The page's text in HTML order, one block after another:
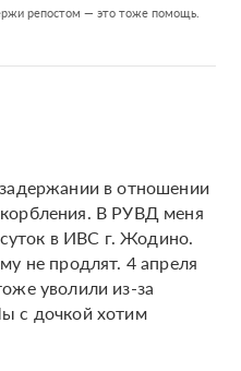
репостом — это тоже помощь.
в отношении
В РУВД меня
в ИВС г. Жодино.
не продлят. 4 апреля
уволили из-за
с дочкой хотим